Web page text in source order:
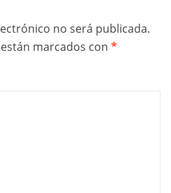
no será publicada.
marcados con *